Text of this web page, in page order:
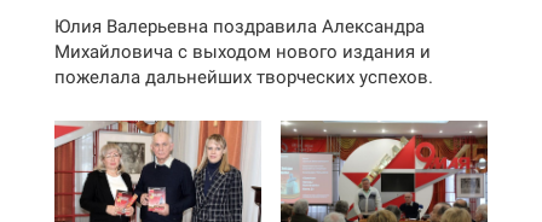
Юлия Валерьевна поздравила Александра
Михайловича с выходом нового издания и
пожелала дальнейших творческих успехов.